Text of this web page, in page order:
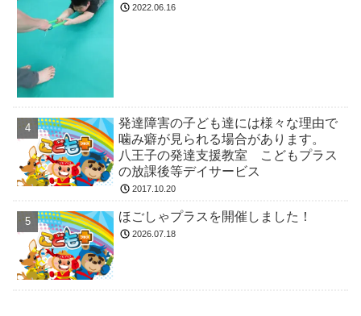
2022.06.16
発達障害の子ども達には様々な理由で
噛み癖が見られる場合があります。
八王子の発達支援教室 こどもプラス
の放課後等デイサービス
2017.10.20
ほごしゃプラスを開催しました！
2026.07.18